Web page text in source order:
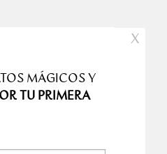
X
MÁGICOS Y
TU PRIMERA